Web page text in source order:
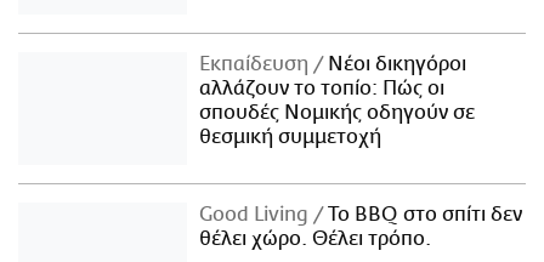
Εκπαίδευση
Νέοι δικηγόροι
αλλάζουν το τοπίο: Πώς οι
σπουδές Νομικής οδηγούν σε
θεσμική συμμετοχή
Good Living
Το BBQ στο σπίτι δεν
θέλει χώρο. Θέλει τρόπο.